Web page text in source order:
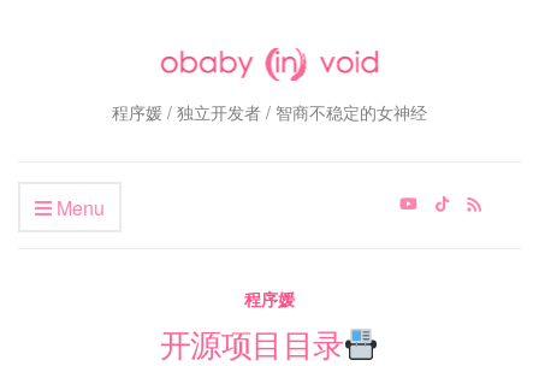
程序媛 / 独立开发者 / 智商不稳定的女神经
Menu
程序媛
开源项目目录